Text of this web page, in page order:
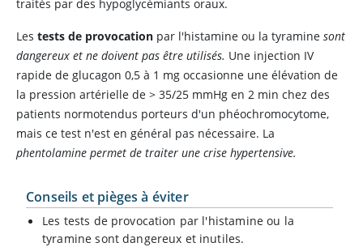
traités par des hypoglycémiants oraux.
Les tests de provocation par l'histamine ou la tyramine sont
dangereux et ne doivent pas être utilisés. Une injection IV
rapide de glucagon 0,5 à 1 mg occasionne une élévation de
la pression artérielle de > 35/25 mmHg en 2 min chez des
patients normotendus porteurs d'un phéochromocytome,
mais ce test n'est en général pas nécessaire. La
phentolamine permet de traiter une crise hypertensive.
Conseils et pièges à éviter
Les tests de provocation par l'histamine ou la
tyramine sont dangereux et inutiles.